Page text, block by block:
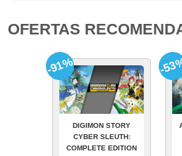
OFERTAS
DIGIMON STORY
CYBER SLEUTH:
COMPLETE EDITION
-91% -